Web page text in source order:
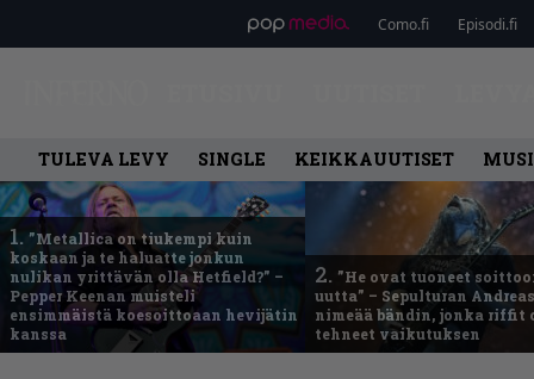
Como.fi Episodi.fi
TULEVA LEVY SINGLE KEIKKAUUTISET
1. ”Metallica on tiukempi kuin
koskaan ja te haluatte jonkun
nulikan yrittävän olla Hetfield?” –
Pepper Keenan muisteli
ensimmäistä koesoittoaan hevijätin
kanssa
2. ”He ovat tuoneet
uutta” – Sepulturan
nimeää bändin, jonka riffit
tehneet vaikutuksen